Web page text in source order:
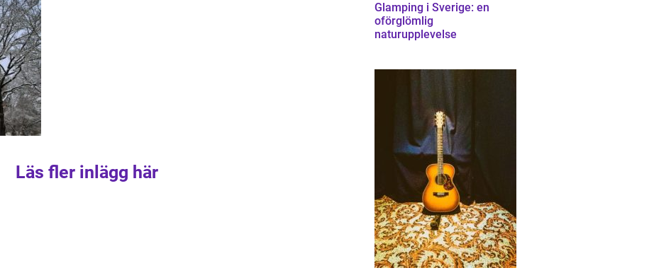
Läs fler inlägg här
Glamping i Sverige: en
oförglömlig
naturupplevelse